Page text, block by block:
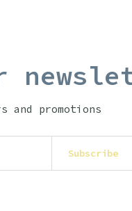
and promotions
Subscribe